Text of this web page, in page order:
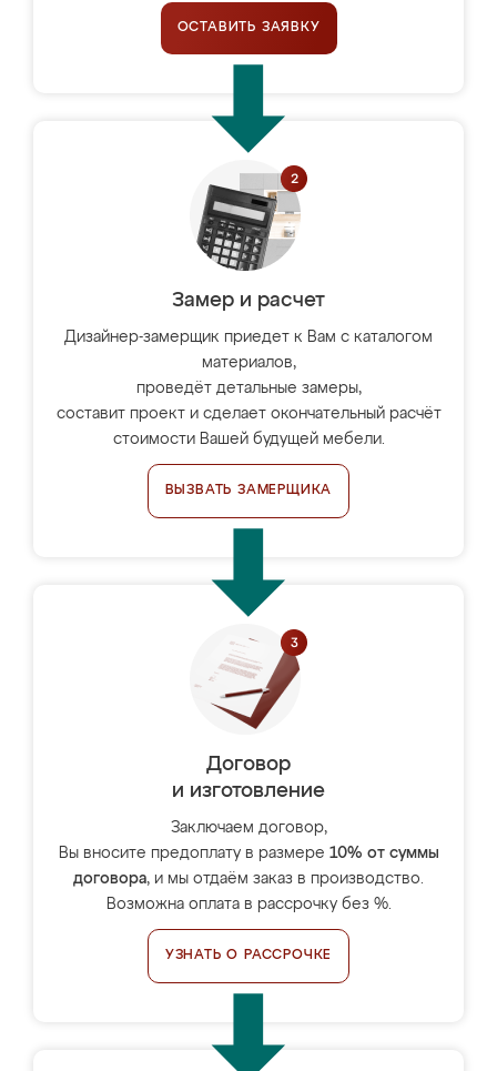
ОСТАВИТЬ ЗАЯВКУ
Замер и расчет
Дизайнер-замерщик приедет к Вам с каталогом
материалов,
проведёт детальные замеры,
составит проект и сделает окончательный расчёт
стоимости Вашей будущей мебели.
ВЫЗВАТЬ ЗАМЕРЩИКА
Договор
и изготовление
Заключаем договор,
Вы вносите предоплату в размере 10% от суммы
договора, и мы отдаём заказ в производство.
Возможна оплата в рассрочку без %.
УЗНАТЬ О РАССРОЧКЕ